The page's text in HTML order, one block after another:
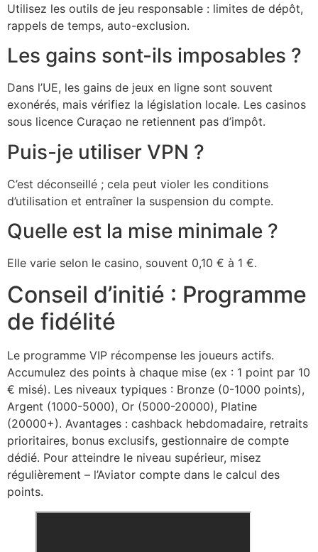
Utilisez les outils de jeu responsable : limites de dépôt,
rappels de temps, auto-exclusion.
Les gains sont-ils imposables ?
Dans l’UE, les gains de jeux en ligne sont souvent
exonérés, mais vérifiez la législation locale. Les casinos
sous licence Curaçao ne retiennent pas d’impôt.
Puis-je utiliser VPN ?
C’est déconseillé ; cela peut violer les conditions
d’utilisation et entraîner la suspension du compte.
Quelle est la mise minimale ?
Elle varie selon le casino, souvent 0,10 € à 1 €.
Conseil d’initié : Programme
de fidélité
Le programme VIP récompense les joueurs actifs.
Accumulez des points à chaque mise (ex : 1 point par 10
€ misé). Les niveaux typiques : Bronze (0-1000 points),
Argent (1000-5000), Or (5000-20000), Platine
(20000+). Avantages : cashback hebdomadaire, retraits
prioritaires, bonus exclusifs, gestionnaire de compte
dédié. Pour atteindre le niveau supérieur, misez
régulièrement – l’Aviator compte dans le calcul des
points.